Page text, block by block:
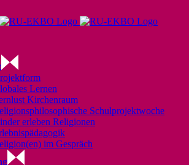
Lernen
Kirchenraum
Schulprojektwoche
erleben Religionen
im Gespräch